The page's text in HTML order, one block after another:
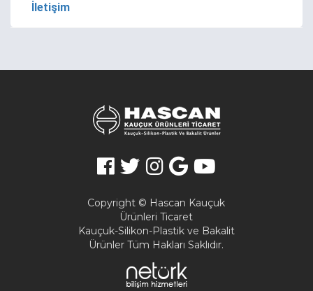
İletişim
Copyright © Hascan Kauçuk
Ürünleri Ticaret
Kauçuk-Silikon-Plastik ve Bakalit
Ürünler Tüm Hakları Saklıdır.